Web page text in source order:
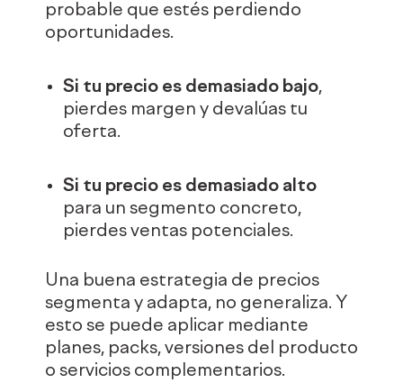
probable que estés perdiendo
oportunidades.
Si tu precio es demasiado bajo,
pierdes margen y devalúas tu
oferta.
Si tu precio es demasiado alto
para un segmento concreto,
pierdes ventas potenciales.
Una buena estrategia de precios
segmenta y adapta, no generaliza. Y
esto se puede aplicar mediante
planes, packs, versiones del producto
o servicios complementarios.